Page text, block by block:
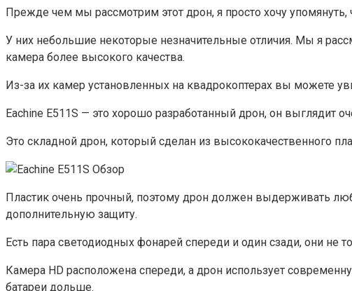
Прежде чем мы рассмотрим этот дрон, я просто хочу
У них небольшие некоторые незначительные отличия. Мы я
камера более высокого качества.
Из-за их камер установленных на квадрокоптерах вы можете
Eachine E511S — это хорошо разработанный дрон, он выглядит
Это складной дрон, который сделан из высококачественного
Пластик очень прочный, поэтому дрон должен выдерживать
дополнительную защиту.
Есть пара светодиодных фонарей спереди и один сзади, они
Камера HD расположена спереди, а дрон использует
батареи дольше.